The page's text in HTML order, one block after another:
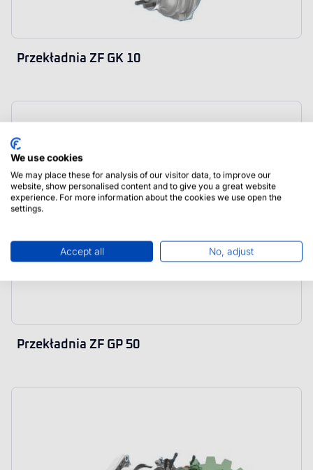
Przekładnia ZF GK 10
Przekładnia ZF GP 50
We use cookies
We may place these for analysis of our visitor data, to improve our
website, show personalised content and to give you a great website
experience. For more information about the cookies we use open the
settings.
Accept all No, adjust